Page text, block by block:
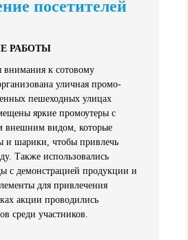
посетителей
РАБОТЫ
внимания к сотовому
уличная промо-
пешеходных улицах
яркие промоутеры с
внешним видом, которые
и шарики, чтобы привлечь
Также использовались
с демонстрацией продукции и
для привлечения
акции проводились
среди участников.